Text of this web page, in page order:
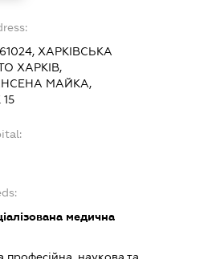
ХАРКІВСЬКА
ХАРКІВ,
МАЙКА,
медична